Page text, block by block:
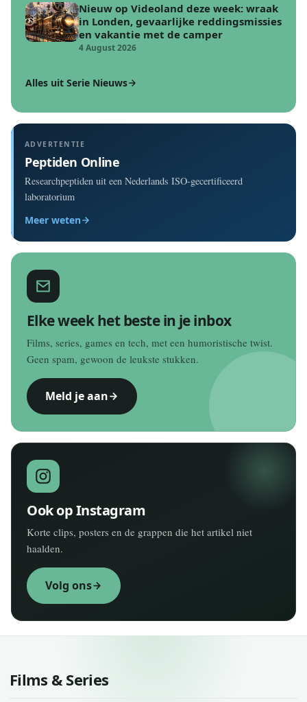
Nieuw op Videoland deze week: wraak
in Londen, gevaarlijke reddingsmissies
en vakantie met de camper
4 August 2026
Alles uit Serie Nieuws
ADVERTENTIE
Peptiden Online
Researchpeptiden uit een Nederlands ISO-gecertificeerd
laboratorium
Meer weten
Elke week het beste in je inbox
Films, series, games en tech, met een humoristische twist.
Geen spam, gewoon de leukste stukken.
Meld je aan
Ook op Instagram
Korte clips, posters en de grappen die het artikel niet
haalden.
Volg ons
Films & Series